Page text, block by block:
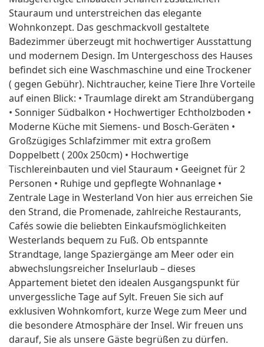
Stauraum und unterstreichen das elegante
Wohnkonzept. Das geschmackvoll gestaltete
Badezimmer überzeugt mit hochwertiger Ausstattung
und modernem Design. Im Untergeschoss des Hauses
befindet sich eine Waschmaschine und eine Trockener
( gegen Gebühr). Nichtraucher, keine Tiere Ihre Vorteile
auf einen Blick: • Traumlage direkt am Strandübergang
• Sonniger Südbalkon • Hochwertiger Echtholzboden •
Moderne Küche mit Siemens- und Bosch-Geräten •
Großzügiges Schlafzimmer mit extra großem
Doppelbett ( 200x 250cm) • Hochwertige
Tischlereinbauten und viel Stauraum • Geeignet für 2
Personen • Ruhige und gepflegte Wohnanlage •
Zentrale Lage in Westerland Von hier aus erreichen Sie
den Strand, die Promenade, zahlreiche Restaurants,
Cafés sowie die beliebten Einkaufsmöglichkeiten
Westerlands bequem zu Fuß. Ob entspannte
Strandtage, lange Spaziergänge am Meer oder ein
abwechslungsreicher Inselurlaub – dieses
Appartement bietet den idealen Ausgangspunkt für
unvergessliche Tage auf Sylt. Freuen Sie sich auf
exklusiven Wohnkomfort, kurze Wege zum Meer und
die besondere Atmosphäre der Insel. Wir freuen uns
darauf, Sie als unsere Gäste begrüßen zu dürfen.